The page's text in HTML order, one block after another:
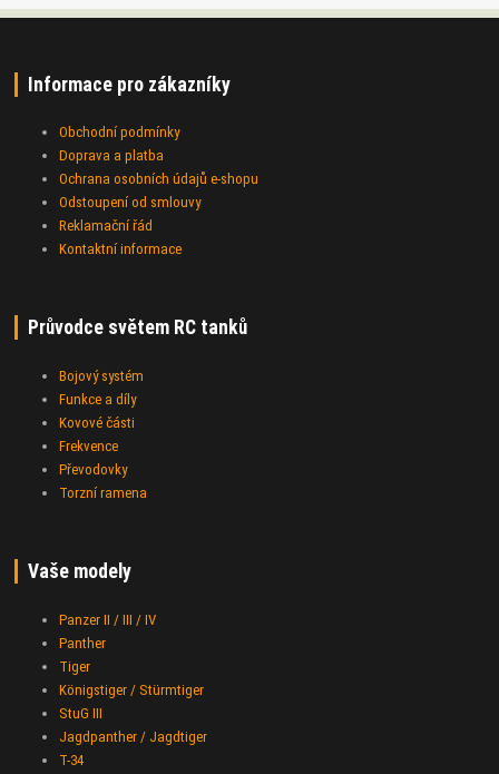
Informace pro zákazníky
Obchodní podmínky
Doprava a platba
Ochrana osobních údajů e-shopu
Odstoupení od smlouvy
Reklamační řád
Kontaktní informace
Průvodce světem RC tanků
Bojový systém
Funkce a díly
Kovové části
Frekvence
Převodovky
Torzní ramena
Vaše modely
Panzer II / III / IV
Panther
Tiger
Königstiger / Stürmtiger
StuG III
Jagdpanther / Jagdtiger
T-34